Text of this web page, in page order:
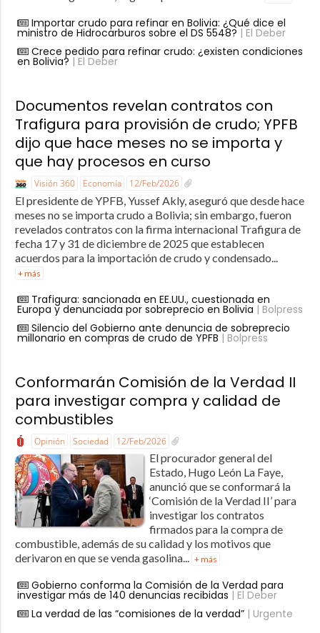
Importar crudo para refinar en Bolivia: ¿Qué dice el
ministro de Hidrocarburos sobre el DS 5548? | El Deber
Crece pedido para refinar crudo: ¿existen condiciones
en Bolivia? | El Deber
Documentos revelan contratos con
Trafigura para provisión de crudo; YPFB
dijo que hace meses no se importa y
que hay procesos en curso
Visión 360 Economía 12/Feb/2026
El presidente de YPFB, Yussef Akly, aseguró que desde hace
meses no se importa crudo a Bolivia; sin embargo, fueron
revelados contratos con la firma internacional Trafigura de
fecha 17 y 31 de diciembre de 2025 que establecen
acuerdos para la importación de crudo y condensado...
+ más
Trafigura: sancionada en EE.UU., cuestionada en
Europa y denunciada por sobreprecio en Bolivia | Bolpress
Silencio del Gobierno ante denuncia de sobreprecio
millonario en compras de crudo de YPFB | Bolpress
Conformarán Comisión de la Verdad II
para investigar compra y calidad de
combustibles
Opinión Sociedad 12/Feb/2026
El procurador general del
Estado, Hugo León La Faye,
anunció que se conformará la
‘Comisión de la Verdad II’ para
investigar los contratos
firmados para la compra de
combustible, además de su calidad y los motivos que
derivaron en que se venda gasolina... + más
Gobierno conforma la Comisión de la Verdad para
investigar más de 140 denuncias recibidas | El Deber
La verdad de las “comisiones de la verdad”| Urgente